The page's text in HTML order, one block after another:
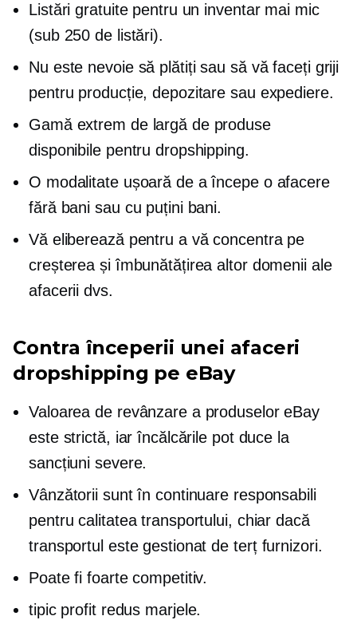
Listări gratuite pentru un inventar mai mic
(sub 250 de listări).
Nu este nevoie să plătiți sau să vă faceți griji
pentru producție, depozitare sau expediere.
Gamă extrem de largă de produse
disponibile pentru dropshipping.
O modalitate ușoară de a începe o afacere
fără bani sau cu puțini bani.
Vă eliberează pentru a vă concentra pe
creșterea și îmbunătățirea altor domenii ale
afacerii dvs.
Contra începerii unei afaceri
dropshipping pe eBay
Valoarea de revânzare a produselor eBay
este strictă, iar încălcările pot duce la
sancțiuni severe.
Vânzătorii sunt în continuare responsabili
pentru calitatea transportului, chiar dacă
transportul este gestionat de terțfurnizori.
Poate fi foarte competitiv.
tipic profit redus marjele.